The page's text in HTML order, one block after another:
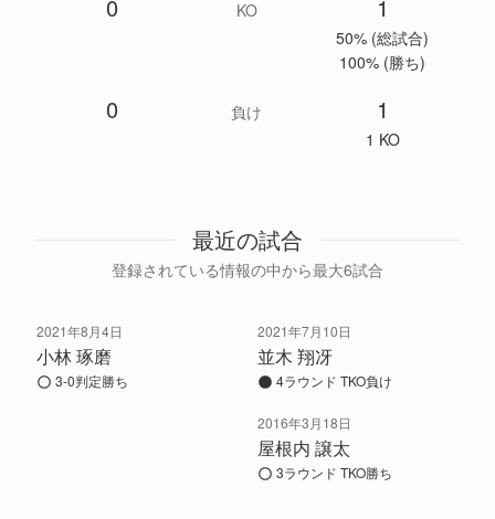
0 KO 1
50% (総試合)
100% (勝ち)
0 負け 1
1 KO
最近の試合
登録されている情報の中から最大6試合
2021年8月4日
小林 琢磨
3-0判定勝ち
2021年7月10日
並木 翔冴
4ラウンド TKO負け
2016年3月18日
屋根内 譲太
3ラウンド TKO勝ち